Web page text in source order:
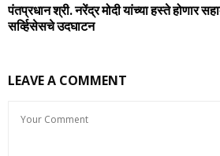
पंतप्रधान श्री. नरेंद्र मोदी यांच्या हस्ते होणार
सर्व्हिसेसचे उदघाटन
LEAVE A COMMENT